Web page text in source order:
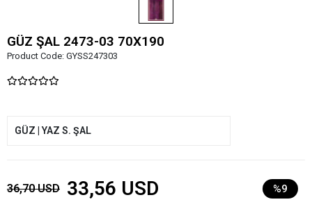
GÜZ ŞAL 2473-03 70X190
Product Code: GYSS247303
GÜZ | YAZ S. ŞAL
36,70 USD 33,56 USD %9